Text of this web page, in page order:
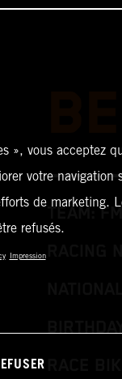
TEAM:
», vous acceptez
votre navigation
de marketing.
refusés.
Impression